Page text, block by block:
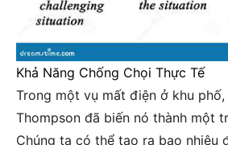
Khả Năng Chống Chọi Thực Tế
Trong một vụ mất điện ở khu
Thompson đã biến nó thành một
Chúng ta có thể tạo ra bao nhiêu